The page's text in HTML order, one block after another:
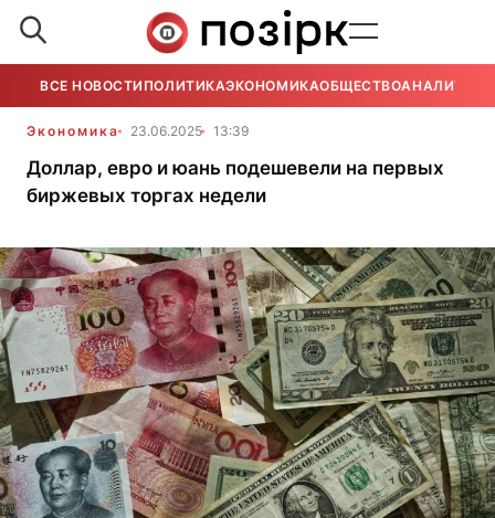
ВСЕ НОВОСТИ ПОЛИТИКАЭКОНОМИКАОБЩЕСТВОАНАЛИТИКА
Экономика 23.06.2025 13:39
Доллар, евро и юань подешевели на первых
биржевых торгах недели